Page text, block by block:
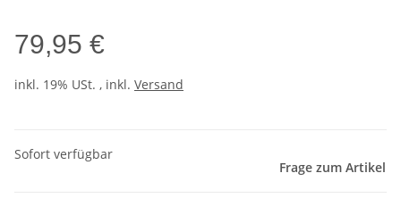
79,95 €
inkl. 19% USt. , inkl. Versand
Sofort verfügbar
Frage zum Artikel